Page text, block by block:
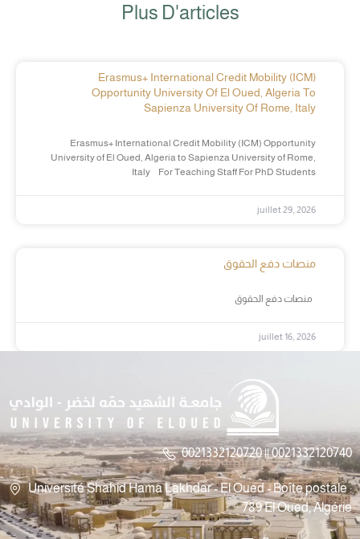
Plus D'articles
Erasmus+ International Credit Mobility (ICM)
Opportunity University Of El Oued, Algeria To
Sapienza University Of Rome, Italy
Erasmus+ International Credit Mobility (ICM) Opportunity
University of El Oued, Algeria to Sapienza University of Rome,
Italy For Teaching Staff For PhD Students
juillet 29, 2026
منصات دفع الحقوق
juillet 16, 2026
0021332120720 || 0021332120740
Université Shahid Hama Lakhdar - El Oued - Boîte postale :
789 El Oued, Algérie